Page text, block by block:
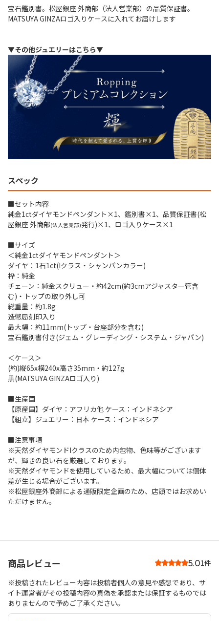
宝石鑑別書。松屋銀座 外商部（法人営業部）の品質保証書。
MATSUYA GINZAロゴ入りケースに入れてお届けします
▼その他ジュエリーはこちら▼
スペック
■セット内容
純金1ctダイヤモンドペンダント×1、鑑別書×1、品質保証書(松
屋銀座 外商部(法人営業部)発行)×1、ロゴ入りケース×1
■サイズ
＜純金1ctダイヤモンドペンダント＞
ダイヤ：1石1ct(Iクラス・シャンパンカラー)
枠：純金
チェーン：純金スクリュー・約42cm(約3cmアジャスター管含
む)・トップの取り外し可
総重量：約1.8g
造幣局刻印入り
最大幅：約11mm(トップ・台座部分を含む)
宝石鑑別書付き(ジェム・グレーディング・システム・ジャパン)
＜ケース＞
(約)縦65x横240x高さ35mm・約127g
黒(MATSUYA GINZAロゴ入り)
■生産国
【原産国】ダイヤ：アフリカ他 ケース：インドネシア
【組立】ジュエリー：日本 ケース：インドネシア
■注意事項
※天然ダイヤモンドIクラスのため内包物、色味等がございます
が、輝きの良い石を厳選しております。
※天然ダイヤモンドを使用しているため、最大幅については個体
差が生じる場合がございます。
※松屋銀座外商部による通販限定企画のため、店頭ではお求めい
ただけません。
商品レビュー 5.01件
※投稿されたレビュー内容は投稿者個人の意見や感想であり、サ
イト運営者がその投稿内容の真偽を承認または保証するものでは
ありませんので予めご了承ください。